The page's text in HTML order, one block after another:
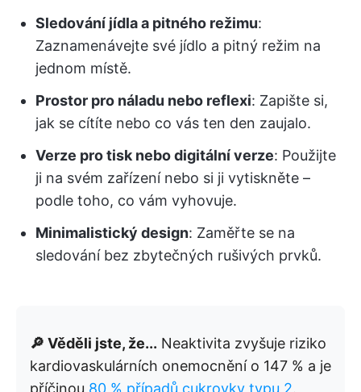
Sledování jídla a pitného režimu:
Zaznamenávejte své jídlo a pitný režim na
jednom místě.
Prostor pro náladu nebo reflexi: Zapište si,
jak se cítíte nebo co vás ten den zaujalo.
Verze pro tisk nebo digitální verze: Použijte
ji na svém zařízení nebo si ji vytiskněte –
podle toho, co vám vyhovuje.
Minimalistický design: Zaměřte se na
sledování bez zbytečných rušivých prvků.
🔎 Věděli jste, že... Neaktivita zvyšuje riziko
kardiovaskulárních onemocnění o 147 % a je
příčinou 80 % případů cukrovky typu 2